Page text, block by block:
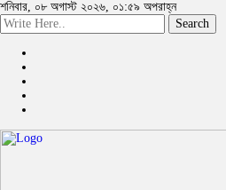
শনিবার, ০৮ অগাস্ট ২০২৬, ০১:৫৯ অপরাহ্ন
Search